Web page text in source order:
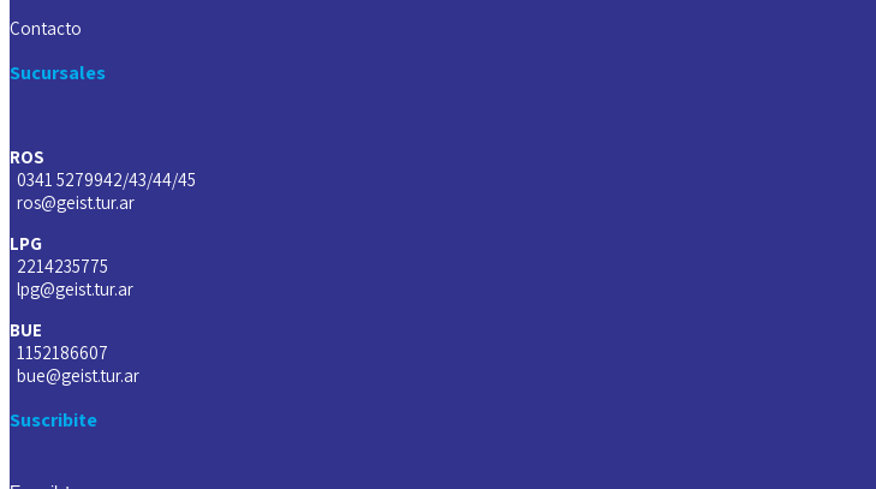
Contacto
Sucursales
ROS
0341 5279942/43/44/45
ros@geist.tur.ar
LPG
2214235775
lpg@geist.tur.ar
BUE
1152186607
bue@geist.tur.ar
Suscribite